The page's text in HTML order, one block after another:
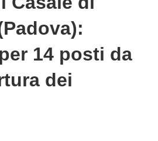
14 posti da
dei